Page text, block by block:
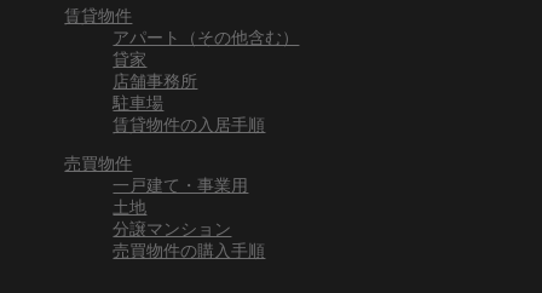
賃貸物件
アパート（その他含む）
貸家
店舗事務所
駐車場
賃貸物件の入居手順
売買物件
一戸建て・事業用
土地
分譲マンション
売買物件の購入手順